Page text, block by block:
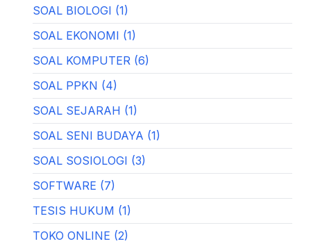
SOAL BIOLOGI (1)
SOAL EKONOMI (1)
SOAL KOMPUTER (6)
SOAL PPKN (4)
SOAL SEJARAH (1)
SOAL SENI BUDAYA (1)
SOAL SOSIOLOGI (3)
SOFTWARE (7)
TESIS HUKUM (1)
TOKO ONLINE (2)